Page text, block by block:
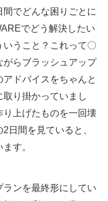
でどんな困りごとに
でどう解決したい
うこと？これって〇
らブラッシュアップ
ドバイスをちゃんと
り掛かっていまし
上げたものを一回壊
日間を見ていると、
す。
ンを最終形にしてい